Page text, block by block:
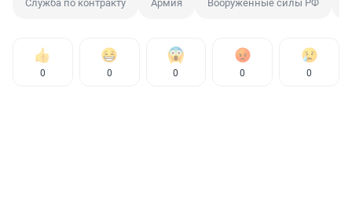
Служба по контракту Армия Вооруженные силы РФ
0 0 0 0 0